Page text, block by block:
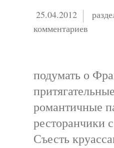
25.04.2012
комментариев
подумать о
романтичные
ресторанчики
Съесть